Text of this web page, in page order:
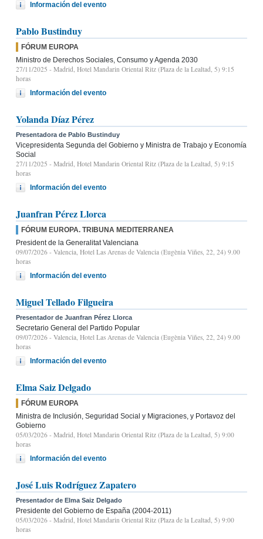
Información del evento
Pablo Bustinduy
FÓRUM EUROPA
Ministro de Derechos Sociales, Consumo y Agenda 2030
27/11/2025 - Madrid, Hotel Mandarin Oriental Ritz (Plaza de la Lealtad, 5) 9:15
horas
Información del evento
Yolanda Díaz Pérez
Presentadora de Pablo Bustinduy
Vicepresidenta Segunda del Gobierno y Ministra de Trabajo y Economía
Social
27/11/2025 - Madrid, Hotel Mandarin Oriental Ritz (Plaza de la Lealtad, 5) 9:15
horas
Información del evento
Juanfran Pérez Llorca
FÓRUM EUROPA. TRIBUNA MEDITERRANEA
President de la Generalitat Valenciana
09/07/2026 - Valencia, Hotel Las Arenas de Valencia (Eugènia Viñes, 22, 24) 9.00
horas
Información del evento
Miguel Tellado Filgueira
Presentador de Juanfran Pérez Llorca
Secretario General del Partido Popular
09/07/2026 - Valencia, Hotel Las Arenas de Valencia (Eugènia Viñes, 22, 24) 9.00
horas
Información del evento
Elma Saiz Delgado
FÓRUM EUROPA
Ministra de Inclusión, Seguridad Social y Migraciones, y Portavoz del
Gobierno
05/03/2026 - Madrid, Hotel Mandarin Oriental Ritz (Plaza de la Lealtad, 5) 9:00
horas
Información del evento
José Luis Rodríguez Zapatero
Presentador de Elma Saiz Delgado
Presidente del Gobierno de España (2004-2011)
05/03/2026 - Madrid, Hotel Mandarin Oriental Ritz (Plaza de la Lealtad, 5) 9:00
horas